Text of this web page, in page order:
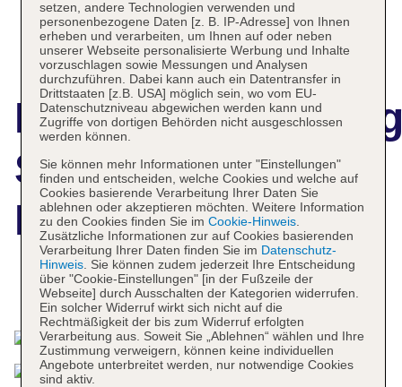
Scenic Hotel
Dunedin City
Das bietet Ihre Unterkunft
setzen, andere Technologien verwenden und
personenbezogene Daten [z. B. IP-Adresse] von Ihnen
erheben und verarbeiten, um Ihnen auf oder neben
unserer Webseite personalisierte Werbung und Inhalte
vorzuschlagen sowie Messungen und Analysen
durchzuführen. Dabei kann auch ein Datentransfer in
Drittstaaten [z.B. USA] möglich sein, wo vom EU-
Datenschutzniveau abgewichen werden kann und
Zugriffe von dortigen Behörden nicht ausgeschlossen
werden können.
Sie können mehr Informationen unter "Einstellungen"
finden und entscheiden, welche Cookies und welche auf
Cookies basierende Verarbeitung Ihrer Daten Sie
ablehnen oder akzeptieren möchten. Weitere Information
zu den Cookies finden Sie im Cookie-Hinweis.
Zusätzliche Informationen zur auf Cookies basierenden
Verarbeitung Ihrer Daten finden Sie im Datenschutz-
Hinweis. Sie können zudem jederzeit Ihre Entscheidung
über "Cookie-Einstellungen" [in der Fußzeile der
Webseite] durch Ausschalten der Kategorien widerrufen.
Ein solcher Widerruf wirkt sich nicht auf die
Rechtmäßigkeit der bis zum Widerruf erfolgten
Verarbeitung aus. Soweit Sie „Ablehnen“ wählen und Ihre
Zustimmung verweigern, können keine individuellen
Angebote unterbreitet werden, nur notwendige Cookies
sind aktiv.